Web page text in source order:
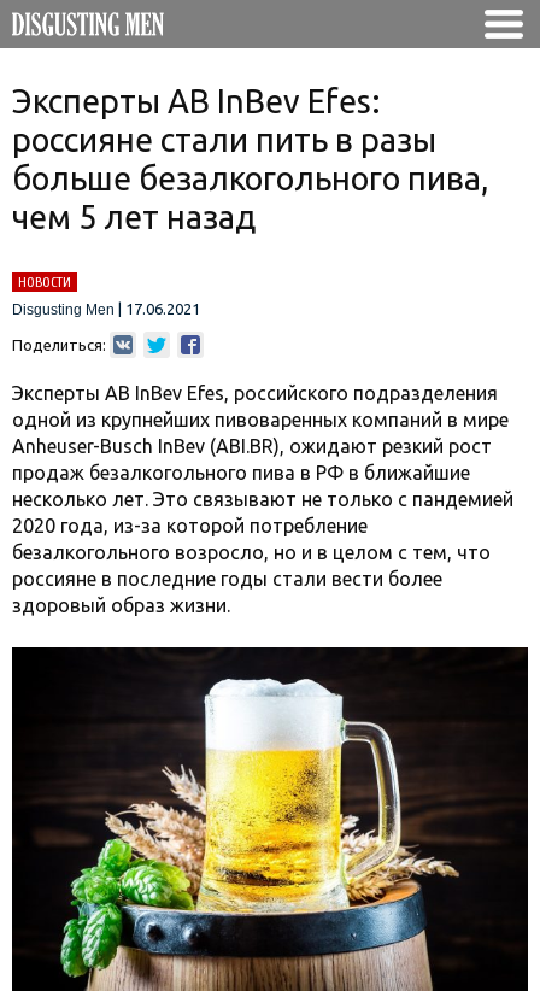
Эксперты AB InBev Efes:
россияне стали пить в разы
больше безалкогольного пива,
чем 5 лет назад
НОВОСТИ
Disgusting Men
17.06.2021
Поделиться:
Эксперты AB InBev Efes, российского подразделения
одной из крупнейших пивоваренных компаний в мире
Anheuser-Busch InBev (ABI.BR), ожидают резкий рост
продаж безалкогольного пива в РФ в ближайшие
несколько лет. Это связывают не только с пандемией
2020 года, из-за которой потребление
безалкогольного возросло, но и в целом с тем, что
россияне в последние годы стали вести более
здоровый образ жизни.